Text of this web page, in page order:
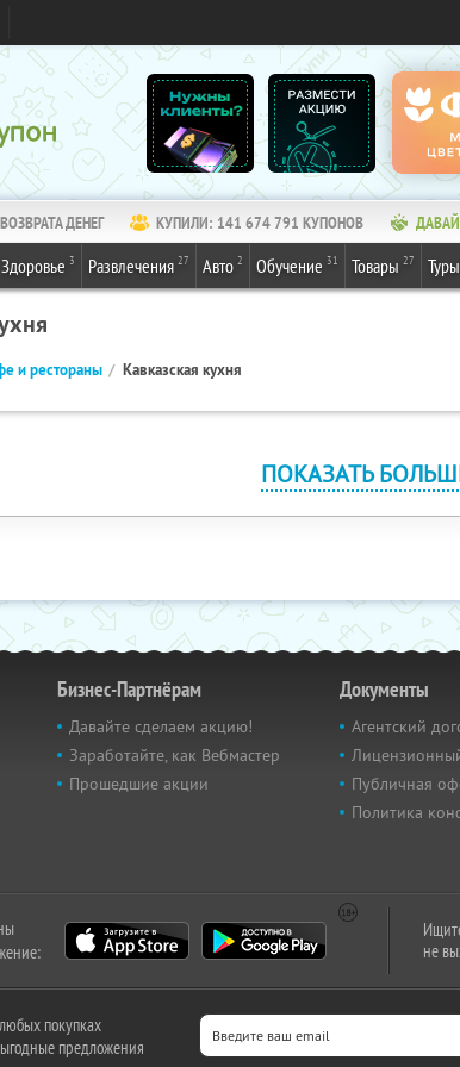
ДЕНЕГ КУПИЛИ: 141 674 791 КУПОНОВ
Здоровье 3 Развлечения 27 Авто 2 Обучение 31 Товары 27 Туры
и рестораны Кавказская кухня
ПОКАЗАТЬ
Бизнес-Партнёрам
Давайте сделаем акцию!
Заработайте, как Вебмастер
Прошедшие акции
Документы
Агентский
Публичная
Политика
не
покупках
предложения